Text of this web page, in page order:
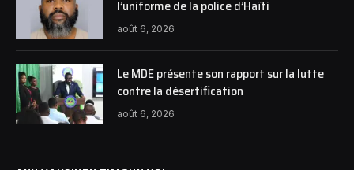
l’uniforme de la police d’Haïti
août 6, 2026
Le MDE présente son rapport sur la lutte
contre la désertification
août 6, 2026